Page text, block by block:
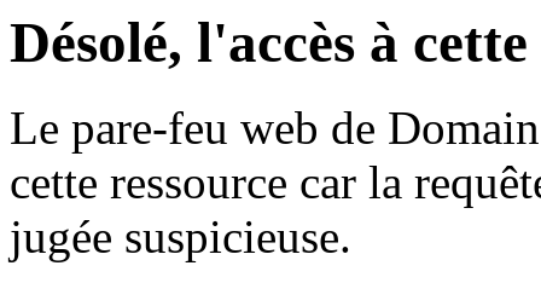
Désolé, l'accès à
Le pare-feu web de
cette ressource car la
jugée suspicieuse.